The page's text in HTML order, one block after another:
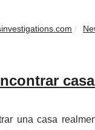
una casa